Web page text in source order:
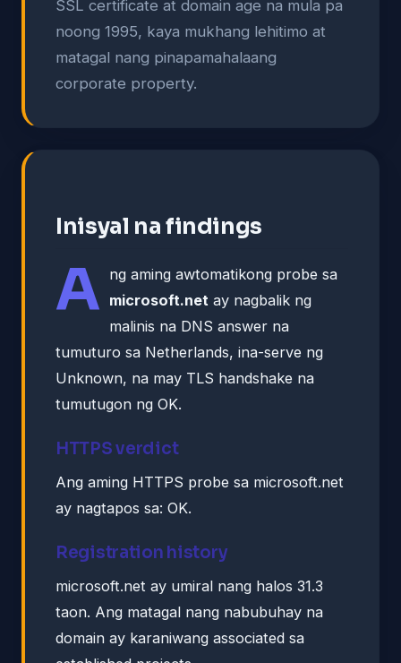
SSL certificate at domain age na mula pa
noong 1995, kaya mukhang lehitimo at
matagal nang pinapamahalaang
corporate property.
Inisyal na findings
A ng aming awtomatikong probe sa
microsoft.net ay nagbalik ng
malinis na DNS answer na
tumuturo sa Netherlands, ina-serve ng
Unknown, na may TLS handshake na
tumutugon ng OK.
HTTPS verdict
Ang aming HTTPS probe sa microsoft.net
ay nagtapos sa: OK.
Registration history
microsoft.net ay umiral nang halos 31.3
taon. Ang matagal nang nabubuhay na
domain ay karaniwang associated sa